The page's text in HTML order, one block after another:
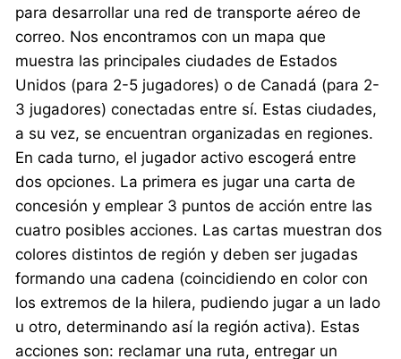
para desarrollar una red de transporte aéreo de
correo. Nos encontramos con un mapa que
muestra las principales ciudades de Estados
Unidos (para 2-5 jugadores) o de Canadá (para 2-
3 jugadores) conectadas entre sí. Estas ciudades,
a su vez, se encuentran organizadas en regiones.
En cada turno, el jugador activo escogerá entre
dos opciones. La primera es jugar una carta de
concesión y emplear 3 puntos de acción entre las
cuatro posibles acciones. Las cartas muestran dos
colores distintos de región y deben ser jugadas
formando una cadena (coincidiendo en color con
los extremos de la hilera, pudiendo jugar a un lado
u otro, determinando así la región activa). Estas
acciones son: reclamar una ruta, entregar un